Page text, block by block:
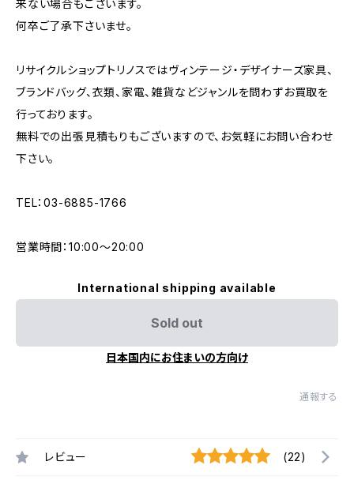
来ない場合もございます。
何卒ご了承下さいませ。
リサイクルショップトリノスではヴィンテージ・デザイナーズ家具、
ブランドバッグ、衣類、家電、雑貨などジャンルを問わずお買取を
行っております。
無料での出張見積もりもございますので、お気軽にお問い合わせ
下さい。
TEL：03-6885-1766
営業時間：10:00〜20:00
International shipping available
Sold out
日本国内にお住まいの方向け
通報する
レビュー (22)